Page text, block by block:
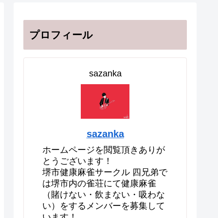
プロフィール
sazanka
sazanka
ホームページを閲覧頂きありが
とうございます！
堺市健康麻雀サークル 四兄弟で
は堺市内の雀荘にて健康麻雀
（賭けない・飲まない・吸わな
い）をするメンバーを募集して